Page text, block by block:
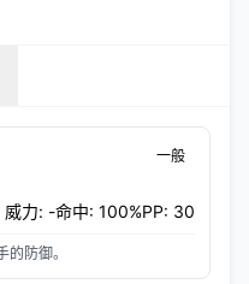
一般
威力: -命中: 100%PP: 30
防御。